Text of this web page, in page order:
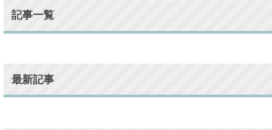
記事一覧
最新記事